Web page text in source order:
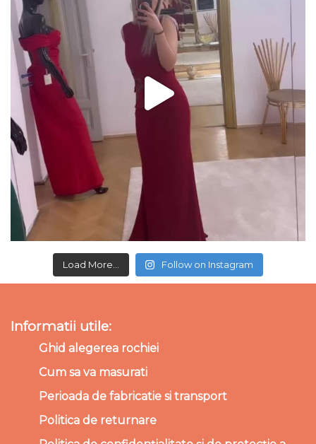
Load More... Follow on Instagram
Informatii utile:
Ghid alegerea rochiei
Cum sa va masurati
Perioada de fabricatie si transport
Politica de returnare